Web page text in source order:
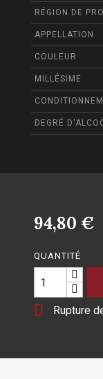
RÉGION DE
APPELLATION
COULEUR
MILLÉSIME
DEGRÉ
94,80 €
QUANTITÉ
 Rupture